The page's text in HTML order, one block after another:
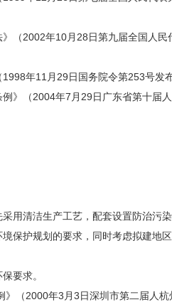
》（2002年10月28日第九届全国人
年11月29日国务院令第253号发
例》（2004年7月29日广东省第十届
用清洁生产工艺，配套设置防治污染
保护规划的要求，同时考虑拟建地
要求。
（2000年3月3日深圳市第二届人